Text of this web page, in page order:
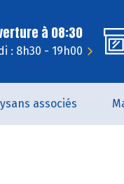
à 08:30
: 8h30 - 19h00
associés